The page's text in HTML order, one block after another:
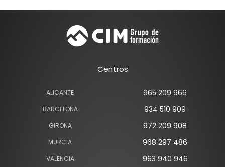
Centros
ALICANTE 965 209 966
BARCELONA 934 510 909
GIRONA 972 209 908
MURCIA 968 297 486
VALENCIA 963 940 946